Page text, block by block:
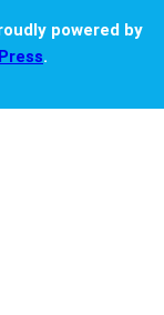
powered by
.